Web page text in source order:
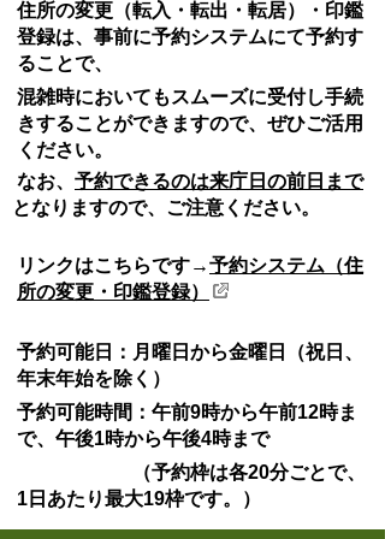
住所の変更（転入・転出・転居）・印鑑
登録は、事前に予約システムにて予約す
ることで、
混雑時においてもスムーズに受付し手続
きすることができますので、ぜひご活用
ください。
なお、 予約できるのは来庁日の前日まで
となりますので、ご注意ください。
リンクはこちらです→予約システム（住
所の変更・印鑑登録）
予約可能日：月曜日から金曜日（祝日、
年末年始を除く）
予約可能時間：午前9時から午前12時ま
で、午後1時から午後4時まで
（予約枠は各20分ごとで、
1日あたり最大19枠です。）